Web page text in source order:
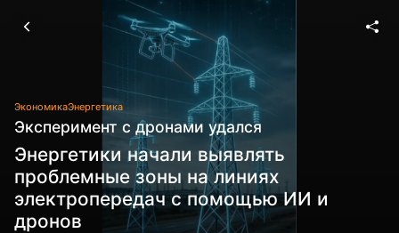
ЭкономикаЭнергетика
Эксперимент с дронами удался
Энергетики начали выявлять
проблемные зоны на линиях
электропередач с помощью ИИ и
дронов